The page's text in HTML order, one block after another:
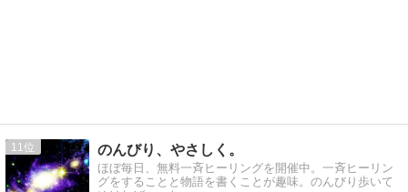
11 のんびり、やさしく。
ほぼ毎日、無料一斉ヒーリングを開催中。一斉ヒーリン
グをすることと物語を書くことが趣味。のんびり歩いて